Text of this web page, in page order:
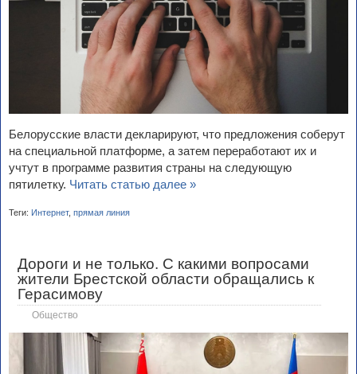
Белорусские власти декларируют, что предложения соберут
на специальной платформе, а затем переработают их и
учтут в программе развития страны на следующую
пятилетку. Читать статью далее »
Теги: Интернет, прямая линия
Дороги и не только. С какими вопросами
жители Брестской области обращались к
Герасимову
Общество